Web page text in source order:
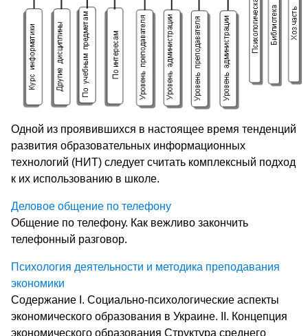
Одной из проявившихся в настоящее время тенденций
развития образовательных информационных
технологий (НИТ) следует считать комплексный подход
к их использованию в школе.
Деловое общение по телефону
Общение по телефону. Как вежливо закончить
телефонный разговор.
Психология деятельности и методика преподавания
экономики
Содержание I. Социально-психологические аспекты
экономического образования в Украине. II. Концепция
экономического образования Структура среднего